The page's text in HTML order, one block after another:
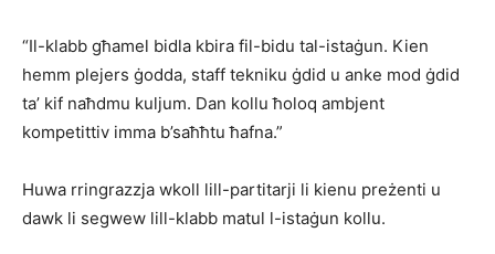
“Il-klabb għamel bidla kbira fil-bidu tal-istaġun. Kien
hemm plejers ġodda, staff tekniku ġdid u anke mod ġdid
ta’ kif naħdmu kuljum. Dan kollu ħoloq ambjent
kompetittiv imma b’saħħtu ħafna.”
Huwa rringrazzja wkoll lill-partitarji li kienu preżenti u
dawk li segwew lill-klabb matul l-istaġun kollu.